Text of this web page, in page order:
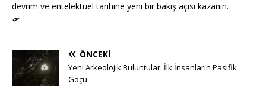
devrim ve entelektüel tarihine yeni bir bakış açısı kazanın.
🛫
ÖNCEKI
Yeni Arkeolojik Buluntular: İlk İnsanların Pasifik
Göçü